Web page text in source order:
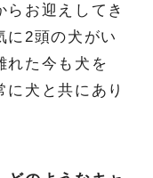
らお迎えしてき
に2頭の犬がい
れた今も犬を
犬と共にあり